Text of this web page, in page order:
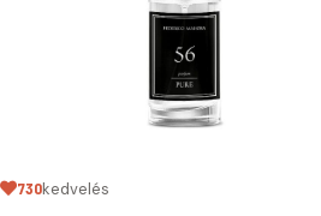
730kedvelés